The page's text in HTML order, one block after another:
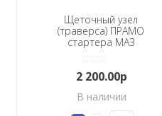
Щеточный узел
(траверса) ПРАМО
стартера МАЗ
2 200.00р
В наличии